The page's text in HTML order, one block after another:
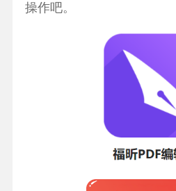
操作吧。